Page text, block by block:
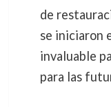
de
se iniciaron
invaluable
para las